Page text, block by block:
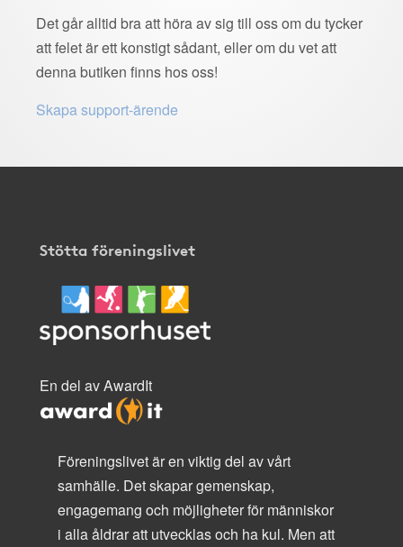
Det går alltid bra att höra av sig till oss om du tycker
att felet är ett konstigt sådant, eller om du vet att
denna butiken finns hos oss!
Skapa support-ärende
Stötta föreningslivet
En del av AwardIt
Föreningslivet är en viktig del av vårt
samhälle. Det skapar gemenskap,
engagemang och möjligheter för människor
i alla åldrar att utvecklas och ha kul. Men att